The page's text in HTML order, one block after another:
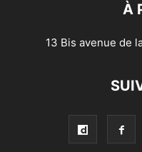
À
13 Bis avenue de